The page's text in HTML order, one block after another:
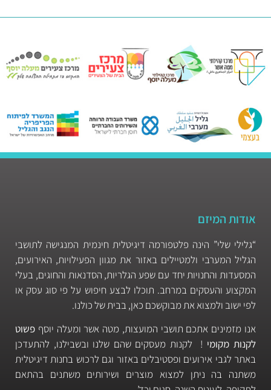
אודות המיזם
“גלילי שלי” הינה פלטפורמה דיגיטלית חינמית המנגישה לתושבי
הגליל המערבי ולמטיילים באזור את מגוון הפעילויות, האירועים,
המסעדות והחנויות יחד עם שפע הגלריות, הסדנאות והחוגים, בעלי
המקצוע והעסקים במרחב. תוכלו לבצע חיפוש על פי סוג עסק או
לפי ישוב ולמצוא את מבוקשכם כאן, בבית של כולנו.
אנו מזמינים אתכם תושבי המועצות, מטה אשר ומעלה יוסף פשוט
לקנות מקומי ! לקנות מעסקים שהם שלנו ובשבילנו, להתעדכן
באתר לגבי אירועים ופסטיבלים באזור וגם לרכוש בחנות דיגיטלית
משתנה בה ניתן למצוא מוצרים ושירותים משתנים בהתאם